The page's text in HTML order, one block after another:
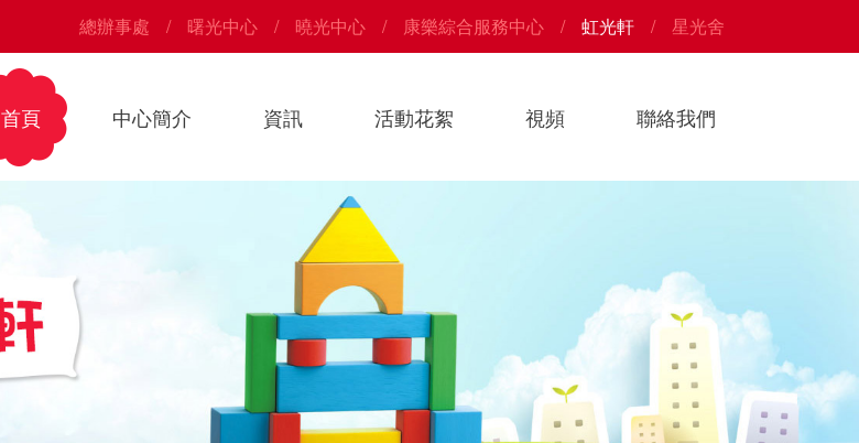
總辦事處 曙光中心 曉光中心 康樂綜合服務中心 虹光軒 星光舍
首頁 中心簡介 資訊 活動花絮 視頻 聯絡我們